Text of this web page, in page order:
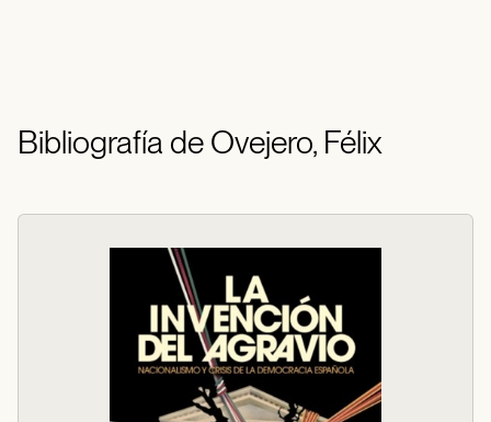
Bibliografía de Ovejero, Félix